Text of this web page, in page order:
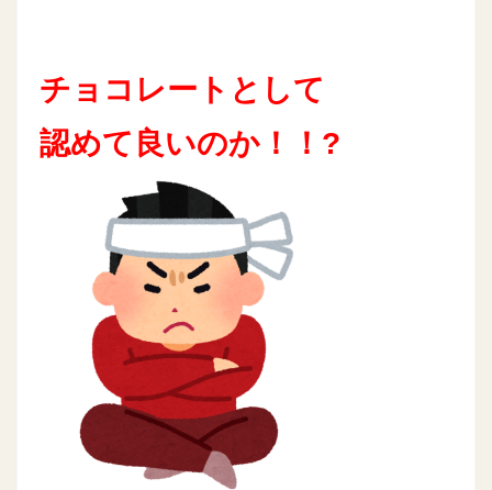
チョコレートとして
認めて良いのか！！?